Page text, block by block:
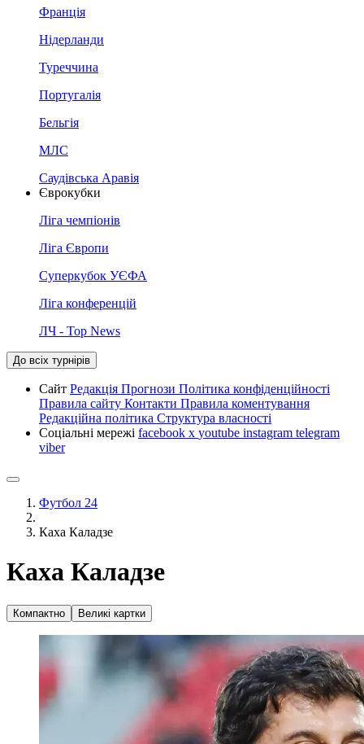
Франція
Нідерланди
Туреччина
Португалія
Бельгія
МЛС
Саудівська Аравія
Єврокубки
Ліга чемпіонів
Ліга Європи
Суперкубок УЄФА
Ліга конференцій
ЛЧ - Top News
До всіх турнірів
Сайт Редакція Прогнози Політика конфіденційності
Правила сайту Контакти Правила коментування
Редакційна політика Структура власності
Соціальні мережі facebook x youtube instagram telegram
viber
Футбол 24
Каха Каладзе
Каха Каладзе
Компактно Великі картки